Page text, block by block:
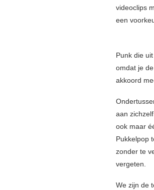
videoclips
een
Punk die
omdat je
akkoord
aan
ook maar
Pukkelpop
zonder te
vergeten.
We zijn de